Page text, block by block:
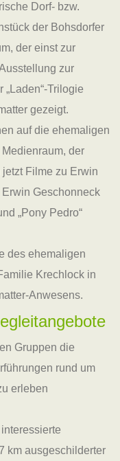
Dorf- bzw.
der Bohsdorfer
der einst zur
zur
Trilogie
gezeigt.
auf die ehemaligen
der
Filme zu Erwin
Geschonneck
„Pony Pedro“
des ehemaligen
Krechlock in
Anwesens.
Gruppen die
rund um
erleben
km ausgeschilderter